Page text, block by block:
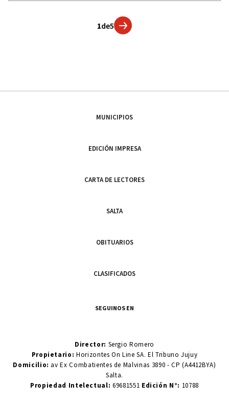
1de5
MUNICIPIOS
EDICIÓN IMPRESA
CARTA DE LECTORES
SALTA
OBITUARIOS
CLASIFICADOS
SEGUINOS EN
Director: Sergio Romero
Propietario:Horizontes On Line SA. El Tribuno Jujuy
Domicilio: av Ex Combatientes de Malvinas 3890 - CP (A4412BYA)
Salta.
Propiedad Intelectual: 69681551 Edición N°: 10788